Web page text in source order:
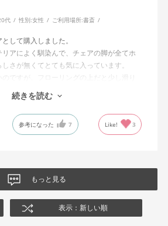
代 性別:女性 ご利用場所:書斎
して購入しました。
アによく馴染んで、チェアの脚が全てホ
さが無くてとても気に入っています。
ですが、フローリングの上だと少し滑り
ペットを敷けばいいのですが、少し気にな
ています！ありがとうございました。
続きを読む
参考になった 7 Like! 3
もっと見る
表示：新しい順